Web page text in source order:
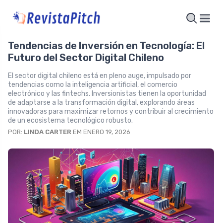
Tendencias de Inversión en Tecnología: El
Futuro del Sector Digital Chileno
El sector digital chileno está en pleno auge, impulsado por
tendencias como la inteligencia artificial, el comercio
electrónico y las fintechs. Inversionistas tienen la oportunidad
de adaptarse a la transformación digital, explorando áreas
innovadoras para maximizar retornos y contribuir al crecimiento
de un ecosistema tecnológico robusto.
POR: LINDA CARTER EM ENERO 19, 2026